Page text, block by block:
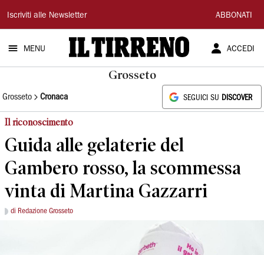
Il
Tirreno
Iscriviti alle Newsletter ABBONATI
MENU ACCEDI
Grosseto
Grosseto Cronaca SEGUICI SU DISCOVER
Il riconoscimento
Guida alle gelaterie del
Gambero rosso, la scommessa
vinta di Martina Gazzarri
di Redazione Grosseto